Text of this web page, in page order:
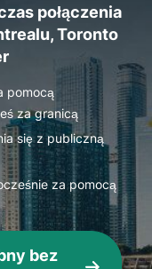
połączenia
Toronto
pomocą
za granicą
się z publiczną
za pomocą
bez